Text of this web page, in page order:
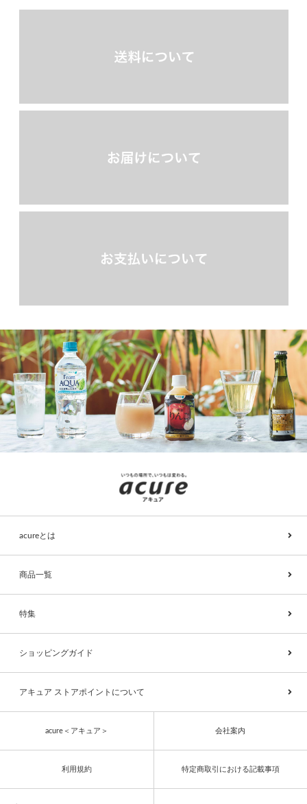
acureとは
商品一覧
特集
ショッピングガイド
アキュア ストアポイントについて
acure＜アキュア＞ 会社案内
利用規約 特定商取引における記載事項